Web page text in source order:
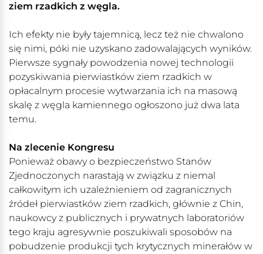
ziem rzadkich z węgla.
Ich efekty nie były tajemnicą, lecz też nie chwalono
się nimi, póki nie uzyskano zadowalających wyników.
Pierwsze sygnały powodzenia nowej technologii
pozyskiwania pierwiastków ziem rzadkich w
opłacalnym procesie wytwarzania ich na masową
skalę z węgla kamiennego ogłoszono już dwa lata
temu.
Na zlecenie Kongresu
Ponieważ obawy o bezpieczeństwo Stanów
Zjednoczonych narastają w związku z niemal
całkowitym ich uzależnieniem od zagranicznych
źródeł pierwiastków ziem rzadkich, głównie z Chin,
naukowcy z publicznych i prywatnych laboratoriów
tego kraju agresywnie poszukiwali sposobów na
pobudzenie produkcji tych krytycznych minerałów w